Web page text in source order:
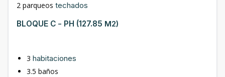
2 parqueos techados
BLOQUE C – PH (127.85 M2)
3 habitaciones
3.5 baños